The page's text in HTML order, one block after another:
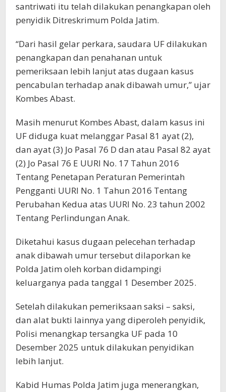
santriwati itu telah dilakukan penangkapan oleh
penyidik Ditreskrimum Polda Jatim.
“Dari hasil gelar perkara, saudara UF dilakukan
penangkapan dan penahanan untuk
pemeriksaan lebih lanjut atas dugaan kasus
pencabulan terhadap anak dibawah umur,” ujar
Kombes Abast.
Masih menurut Kombes Abast, dalam kasus ini
UF diduga kuat melanggar Pasal 81 ayat (2),
dan ayat (3) Jo Pasal 76 D dan atau Pasal 82 ayat
(2) Jo Pasal 76 E UURI No. 17 Tahun 2016
Tentang Penetapan Peraturan Pemerintah
Pengganti UURI No. 1 Tahun 2016 Tentang
Perubahan Kedua atas UURI No. 23 tahun 2002
Tentang Perlindungan Anak.
Diketahui kasus dugaan pelecehan terhadap
anak dibawah umur tersebut dilaporkan ke
Polda Jatim oleh korban didampingi
keluarganya pada tanggal 1 Desember 2025.
Setelah dilakukan pemeriksaan saksi – saksi,
dan alat bukti lainnya yang diperoleh penyidik,
Polisi menangkap tersangka UF pada 10
Desember 2025 untuk dilakukan penyidikan
lebih lanjut.
Kabid Humas Polda Jatim juga menerangkan,